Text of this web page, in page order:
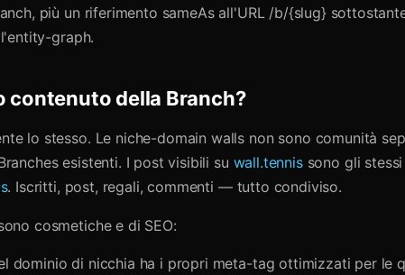
più un riferimento sameAs all'URL /b/{slug}
graph.
contenuto della Branch?
lo stesso. Le niche-domain walls non sono comunità
esistenti. I post visibili su wall.tennissono gli
. Iscritti, post, regali, commenti — tutto condiviso.
cosmetiche e di SEO:
dominio di nicchia ha i propri meta-tag ottimizzati per le